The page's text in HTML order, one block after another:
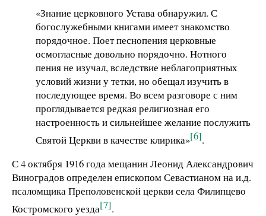
«Знание церковного Устава обнаружил. С
богослужебными книгами имеет знакомство
порядочное. Поет песнопения церковные
осмогласные довольно порядочно. Нотного
пения не изучал, вследствие неблагоприятных
условий жизни у тетки, но обещал изучить в
последующее время. Во всем разговоре с ним
проглядывается редкая религиозная его
настроенность и сильнейшее желание послужить
Святой Церкви в качестве клирика»[6].
С 4 октября 1916 года мещанин Леонид Александрович
Виноградов определен епископом Севастианом на и.д.
псаломщика Преполовенской церкви села Филипцево
Костромского уезда[7].